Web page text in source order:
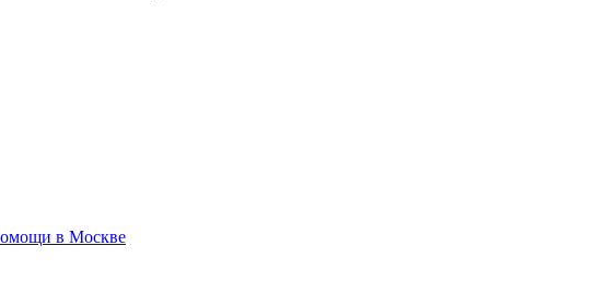
в Москве